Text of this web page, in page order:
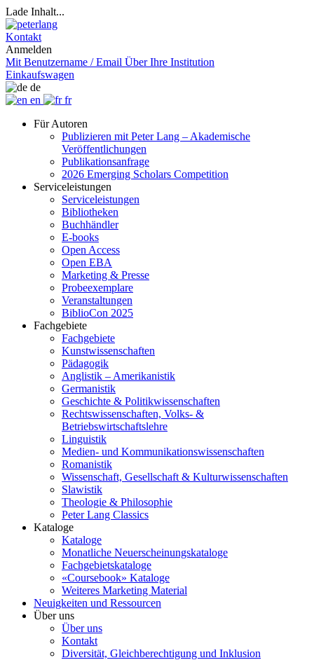
Lade Inhalt...
Kontakt
Anmelden
Mit Benutzername / Email Über Ihre Institution
Einkaufswagen
de
en
fr
Für Autoren
Publizieren mit Peter Lang – Akademische
Veröffentlichungen
Publikationsanfrage
2026 Emerging Scholars Competition
Serviceleistungen
Serviceleistungen
Bibliotheken
Buchhändler
E-books
Open Access
Open EBA
Marketing & Presse
Probeexemplare
Veranstaltungen
BiblioCon 2025
Fachgebiete
Fachgebiete
Kunstwissenschaften
Pädagogik
Anglistik – Amerikanistik
Germanistik
Geschichte & Politikwissenschaften
Rechtswissenschaften, Volks- &
Betriebswirtschaftslehre
Linguistik
Medien- und Kommunikationswissenschaften
Romanistik
Wissenschaft, Gesellschaft & Kulturwissenschaften
Slawistik
Theologie & Philosophie
Peter Lang Classics
Kataloge
Kataloge
Monatliche Neuerscheinungskataloge
Fachgebietskataloge
«Coursebook» Kataloge
Weiteres Marketing Material
Neuigkeiten und Ressourcen
Über uns
Über uns
Kontakt
Diversität, Gleichberechtigung und Inklusion